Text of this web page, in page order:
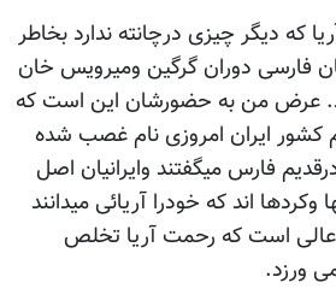
که دیگر چیزی درچانته ندارد بخاطر
فارسی دوران گرگین ومیرویس خان
عرض من به حضورشان این است که
کشور ایران امروزی نام غصب شده
فارس میگفتند وایرانیان اصل
وکردها اند که خودرا آریائی میدانند
عالی است که رحمت آریا تخلص
ورزد.